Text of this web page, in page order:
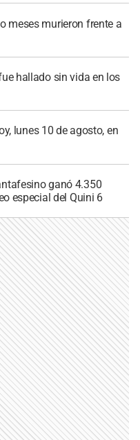
meses murieron frente a
hallado sin vida en los
lunes 10 de agosto, en
ganó 4.350
especial del Quini 6